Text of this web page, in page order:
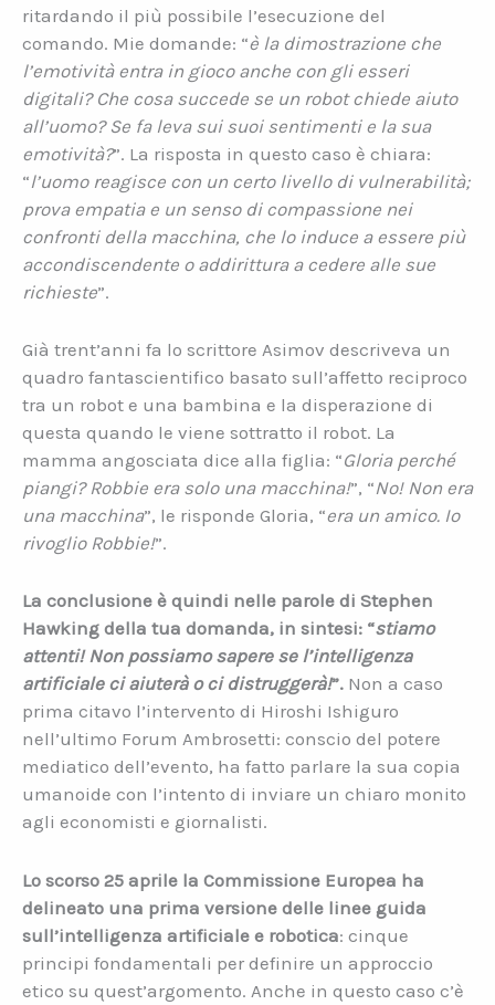
ritardando il più possibile l’esecuzione del
comando. Mie domande: “è la dimostrazione che
l’emotività entra in gioco anche con gli esseri
digitali? Che cosa succede se un robot chiede aiuto
all’uomo? Se fa leva sui suoi sentimenti e la sua
emotività?”. La risposta in questo caso è chiara:
“l’uomo reagisce con un certo livello di vulnerabilità;
prova empatia e un senso di compassione nei
confronti della macchina, che lo induce a essere più
accondiscendente o addirittura a cedere alle sue
richieste”.
Già trent’anni fa lo scrittore Asimov descriveva un
quadro fantascientifico basato sull’affetto reciproco
tra un robot e una bambina e la disperazione di
questa quando le viene sottratto il robot. La
mamma angosciata dice alla figlia: “Gloria perché
piangi? Robbie era solo una macchina!”, “No! Non era
una macchina”, le risponde Gloria, “era un amico. Io
rivoglio Robbie!”.
La conclusione è quindi nelle parole di Stephen
Hawking della tua domanda, in sintesi: “stiamo
attenti! Non possiamo sapere se l’intelligenza
artificiale ci aiuterà o ci distruggerà!”. Non a caso
prima citavo l’intervento di Hiroshi Ishiguro
nell’ultimo Forum Ambrosetti: conscio del potere
mediatico dell’evento, ha fatto parlare la sua copia
umanoide con l’intento di inviare un chiaro monito
agli economisti e giornalisti.
Lo scorso 25 aprile la Commissione Europea ha
delineato una prima versione delle linee guida
sull’intelligenza artificiale e robotica: cinque
principi fondamentali per definire un approccio
etico su quest’argomento. Anche in questo caso c’è